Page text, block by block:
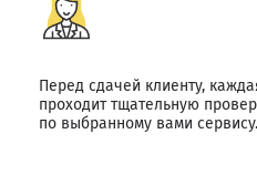
Перед сдачей клиенту,
проходит тщательную
по выбранному вами сервису.